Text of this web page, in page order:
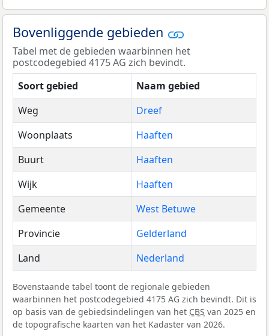
Bovenliggende gebieden
Tabel met de gebieden waarbinnen het
postcodegebied 4175 AG zich bevindt.
Soort gebied
Naam gebied
Weg
Dreef
Woonplaats
Haaften
Buurt
Haaften
Wijk
Haaften
Gemeente
West Betuwe
Provincie
Gelderland
Land
Nederland
Bovenstaande tabel toont de regionale gebieden
waarbinnen het postcodegebied 4175 AG zich bevindt. Dit is
op basis van de gebiedsindelingen van het CBS van 2025 en
de topografische kaarten van het Kadaster van 2026.